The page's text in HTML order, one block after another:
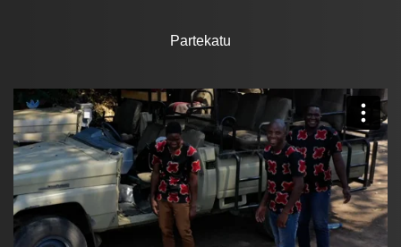
Partekatu